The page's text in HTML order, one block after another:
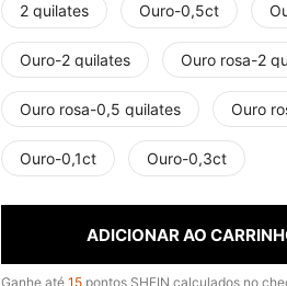
2 quilates Ouro-0,5ct
Ouro-2 quilates Ouro rosa-2
Ouro rosa-0,5 quilates Ouro
Ouro-0,1ct Ouro-0,3ct
ADICIONAR AO
Ganhe até 15 pontos SHEIN calculados no